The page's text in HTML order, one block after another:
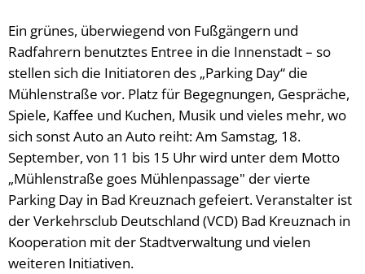
Ein grünes, überwiegend von Fußgängern und
Radfahrern benutztes Entree in die Innenstadt – so
stellen sich die Initiatoren des „Parking Day“ die
Mühlenstraße vor. Platz für Begegnungen, Gespräche,
Spiele, Kaffee und Kuchen, Musik und vieles mehr, wo
sich sonst Auto an Auto reiht: Am Samstag, 18.
September, von 11 bis 15 Uhr wird unter dem Motto
„Mühlenstraße goes Mühlenpassage" der vierte
Parking Day in Bad Kreuznach gefeiert. Veranstalter ist
der Verkehrsclub Deutschland (VCD) Bad Kreuznach in
Kooperation mit der Stadtverwaltung und vielen
weiteren Initiativen.